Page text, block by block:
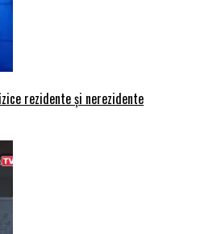
rezidente și nerezidente